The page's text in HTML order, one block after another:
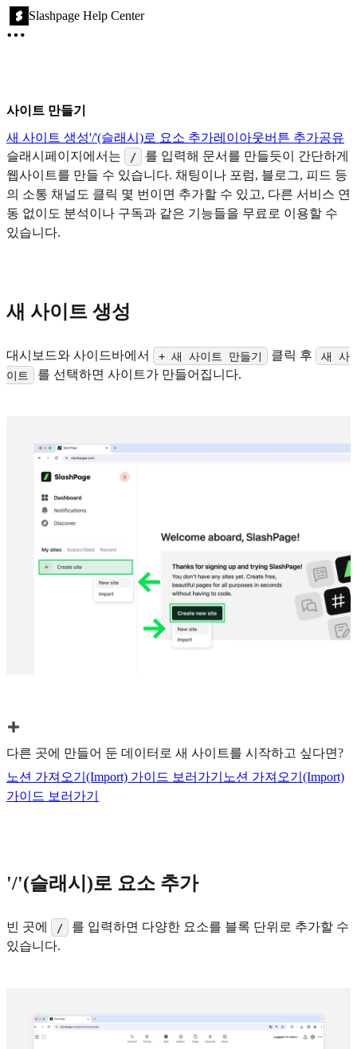
Slashpage Help Center
사이트 만들기
새 사이트 생성'/'(슬래시)로 요소 추가레이아웃버튼 추가공유
슬래시페이지에서는
/
를 입력해 문서를 만들듯이 간단하게
웹사이트를 만들 수 있습니다. 채팅이나 포럼, 블로그, 피드 등
의 소통 채널도 클릭 몇 번이면 추가할 수 있고, 다른 서비스 연
동 없이도 분석이나 구독과 같은 기능들을 무료로 이용할 수
있습니다.
새 사이트 생성
대시보드와 사이드바에서 + 새 사이트 만들기 클릭 후
새 사
이트
를 선택하면 사이트가 만들어집니다.
다른 곳에 만들어 둔 데이터로 새 사이트를 시작하고 싶다면?
노션 가져오기(Import) 가이드 보러가기 노션 가져오기(Import)
가이드 보러가기
'/'(슬래시)로 요소 추가
빈 곳에 /
를 입력하면 다양한 요소를 블록 단위로 추가할 수
있습니다.